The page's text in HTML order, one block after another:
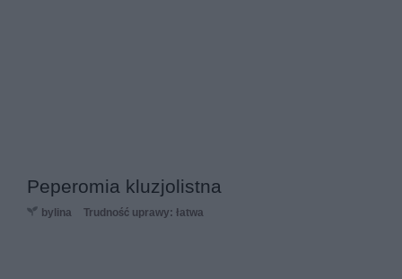
Peperomia kluzjolistna
bylina Trudność uprawy: łatwa